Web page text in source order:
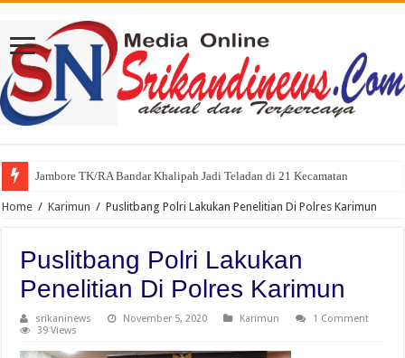
Jambore TK/RA Bandar Khalipah Jadi Teladan di 21 Kecamatan
Sah, Secara Aklamasi WFS Pimpin Karang Taruna Provinsi Lampung
Home / Karimun / Puslitbang Polri Lakukan Penelitian Di Polres Karimun
Puslitbang Polri Lakukan
Penelitian Di Polres Karimun
srikaninews November 5, 2020 Karimun
1 Comment
39 Views